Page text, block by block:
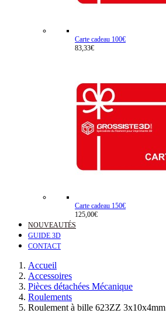
Carte cadeau 100€
83,33€
Carte cadeau 150€
125,00€
NOUVEAUTÉS
GUIDE 3D
CONTACT
Accueil
Accessoires
Pièces détachées Mécanique
Roulements
Roulement à bille 623ZZ 3x10x4mm